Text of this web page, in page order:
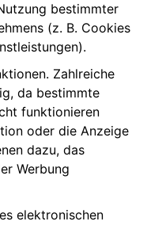
bestimmter
(z. B. Cookies
Zahlreiche
da bestimmte
funktionieren
oder die Anzeige
dazu, das
Werbung
elektronischen